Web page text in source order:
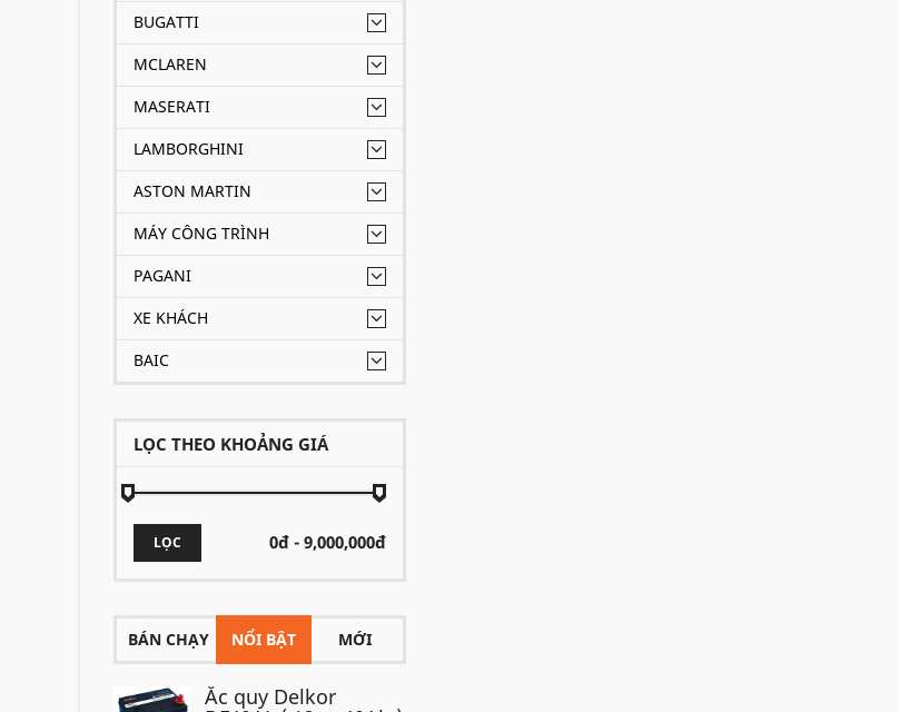
BUGATTI
MCLAREN
MASERATI
LAMBORGHINI
ASTON MARTIN
MÁY CÔNG TRÌNH
PAGANI
XE KHÁCH
BAIC
LỌC THEO KHOẢNG GIÁ
LỌC
BÁN CHẠY NỔI BẬT MỚI
Ắc quy Delkor